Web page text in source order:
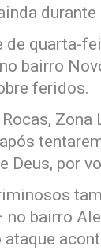
durante
de quarta-
bairro
feridos.
Deus, por
bairro
ataque